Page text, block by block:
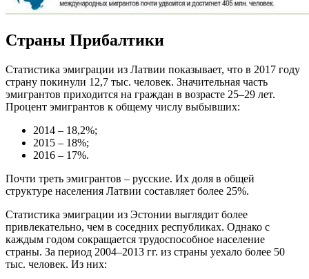
Страны Прибалтики
Статистика эмиграции из Латвии показывает, что в 2017 году
страну покинули 12,7 тыс. человек. Значительная часть
эмигрантов приходится на граждан в возрасте 25–29 лет.
Процент эмигрантов к общему числу выбывших:
2014 – 18,2%;
2015 – 18%;
2016 – 17%.
Почти треть эмигрантов – русские. Их доля в общей
структуре населения Латвии составляет более 25%.
Статистика эмиграции из Эстонии выглядит более
привлекательно, чем в соседних республиках. Однако с
каждым годом сокращается трудоспособное население
страны. За период 2004–2013 гг. из страны уехало более 50
тыс. человек. Из них: